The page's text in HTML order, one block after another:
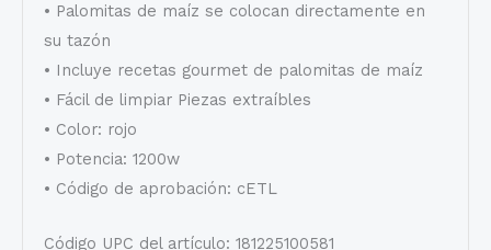
• Palomitas de maíz se colocan directamente en
su tazón
• Incluye recetas gourmet de palomitas de maíz
• Fácil de limpiar Piezas extraíbles
• Color: rojo
• Potencia: 1200w
• Código de aprobación: cETL
Código UPC del artículo: 181225100581